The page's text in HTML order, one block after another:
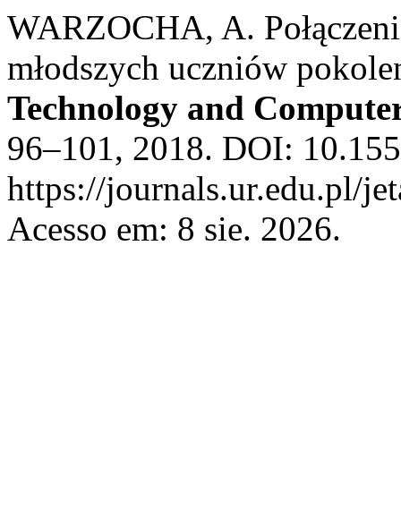
WARZOCHA, A.
młodszych uczniów
Technology and
96–101, 2018. DOI:
https://journals.ur.edu.pl/
Acesso em: 8 sie. 2026.